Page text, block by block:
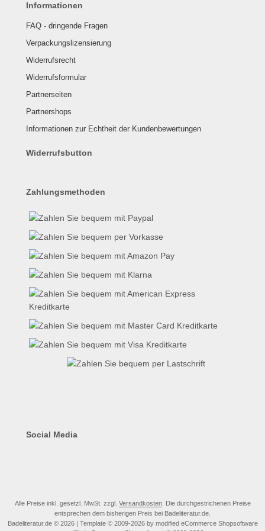
Informationen
FAQ - dringende Fragen
Verpackungslizensierung
Widerrufsrecht
Widerrufsformular
Partnerseiten
Partnershops
Informationen zur Echtheit der Kundenbewertungen
Widerrufsbutton
Zahlungsmethoden
Social Media
Alle Preise inkl. gesetzl. MwSt. zzgl. Versandkosten. Die durchgestrichenen Preise
entsprechen dem bisherigen Preis bei Badeliteratur.de.
Badeliteratur.de © 2026 | Template © 2009-2026 by modified eCommerce Shopsoftware